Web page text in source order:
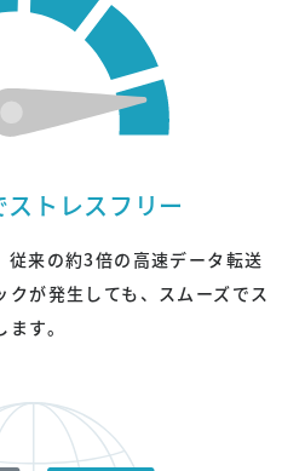
トレスフリー
従来の約3倍の高速データ転送
が発生しても、スムーズでス
す。